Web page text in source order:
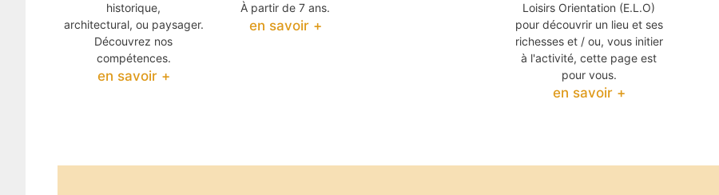
historique,
architectural, ou paysager.
Découvrez nos
compétences.
en savoir +
À partir de 7 ans.
en savoir +
Loisirs Orientation (E.L.O)
pour découvrir un lieu et ses
richesses et / ou, vous initier
à l'activité, cette page est
pour vous.
en savoir +